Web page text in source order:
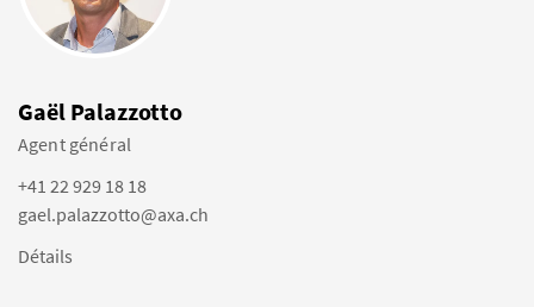
Gaël Palazzotto
Agent général
+41 22 929 18 18
gael.palazzotto@axa.ch
Détails